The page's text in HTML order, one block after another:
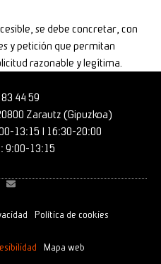
se debe concretar, con
y petición que permitan
razonable y legítima.
13:15 | 16:30-20:00
9:00-13:15
44 59
Zarautz (Gipuzkoa)
E
e
l
e
Política de cookies
Mapa web